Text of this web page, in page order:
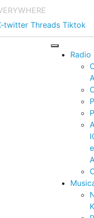
twitter Threads Tiktok
Radio
e